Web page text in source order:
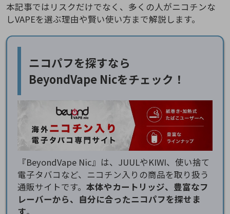
本記事ではリスクだけでなく、多くの人がニコチンな
しVAPEを選ぶ理由や賢い使い方まで解説します。
ニコパフを探すなら
BeyondVape Nicをチェック！
『BeyondVape Nic』は、JUULやKIWI、使い捨て
電子タバコなど、ニコチン入りの商品を取り扱う
通販サイトです。 本体やカートリッジ、豊富なフ
レーバーから、自分に合ったニコパフを探せま
す。